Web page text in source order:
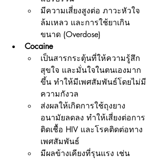
มีความเสี่ยงสูงต่อ ภาวะหัวใจ
ล้มเหลว และการใช้ยาเกิน
ขนาด (Overdose)
Cocaine
เป็นสารกระตุ้นที่ให้ความรู้สึก
สุขใจ และมั่นใจในตนเองมาก
ขึ้น ทำให้มีเพศสัมพันธ์โดยไม่มี
ความกังวล
ส่งผลให้เกิดการใช้ถุงยาง
อนามัยลดลง ทำให้เสี่ยงต่อการ
ติดเชื้อ HIV และโรคติดต่อทาง
เพศสัมพันธ์
มีผลข้างเคียงที่รุนแรง เช่น